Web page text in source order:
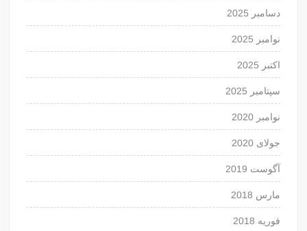
دسامبر 2025
نوامبر 2025
اکتبر 2025
سپتامبر 2025
نوامبر 2020
جولای 2020
آگوست 2019
مارس 2018
فوریه 2018